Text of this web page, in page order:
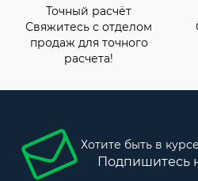
Точный расчёт
Свяжитесь с отделом
продаж для точного
расчета!
Хотите быть в
Подпишитесь